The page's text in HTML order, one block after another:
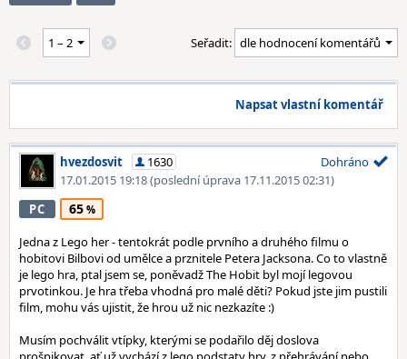
Seřadit:
Napsat vlastní komentář
hvezdosvit
1630
17.01.2015 19:18(poslední úprava 17.11.2015 02:31)
Dohráno
PC 65
Jedna z Lego her - tentokrát podle prvního a druhého filmu o
hobitovi Bilbovi od umělce a prznitele Petera Jacksona. Co to vlastně
je lego hra, ptal jsem se, poněvadž The Hobit byl mojí legovou
prvotinkou. Je hra třeba vhodná pro malé děti? Pokud jste jim pustili
film, mohu vás ujistit, že hrou už nic nezkazíte :)
Musím pochválit vtípky, kterými se podařilo děj doslova